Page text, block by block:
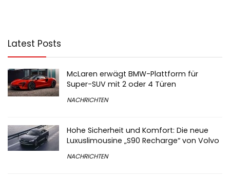
Latest Posts
McLaren erwägt BMW-Plattform für
Super-SUV mit 2 oder 4 Türen
NACHRICHTEN
Hohe Sicherheit und Komfort: Die neue
Luxuslimousine „S90 Recharge“ von Volvo
NACHRICHTEN